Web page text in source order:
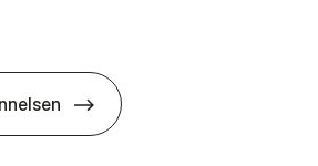
HA(psyk.) - erhvervs­økonomi og